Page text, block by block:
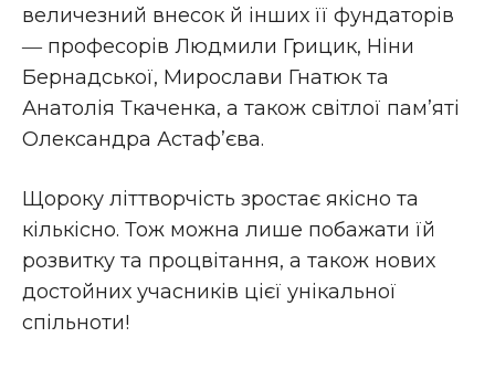
величезний внесок й інших її фундаторів
― професорів Людмили Грицик, Ніни
Бернадської, Мирослави Гнатюк та
Анатолія Ткаченка, а також світлої пам’яті
Олександра Астаф’єва.
Щороку літтворчість зростає якісно та
кількісно. Тож можна лише побажати їй
розвитку та процвітання, а також нових
достойних учасників цієї унікальної
спільноти!